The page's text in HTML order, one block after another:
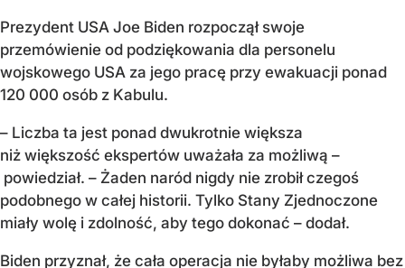
Prezydent USA Joe Biden rozpoczął swoje
przemówienie od podziękowania dla personelu
wojskowego USA za jego pracę przy ewakuacji ponad
120 000 osób z Kabulu.
– Liczba ta jest ponad dwukrotnie większa
niż większość ekspertów uważała za możliwą –
powiedział. – Żaden naród nigdy nie zrobił czegoś
podobnego w całej historii. Tylko Stany Zjednoczone
miały wolę i zdolność, aby tego dokonać – dodał.
Biden przyznał, że cała operacja nie byłaby możliwa bez